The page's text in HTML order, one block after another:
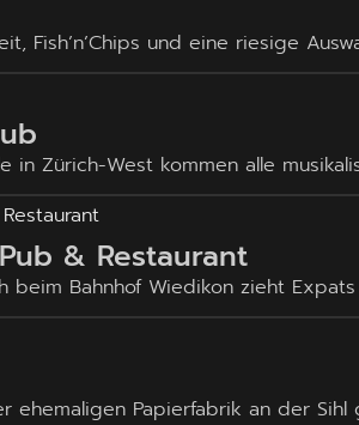
Fish’n’Chips und eine riesige
in Zürich-West kommen alle
& Restaurant
beim Bahnhof Wiedikon zieht
ehemaligen Papierfabrik an der Sihl